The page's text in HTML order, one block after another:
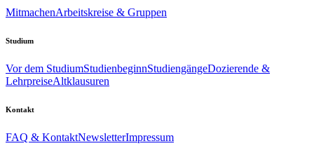
MitmachenArbeitskreise & Gruppen
Studium
Vor dem StudiumStudienbeginnStudiengängeDozierende &
LehrpreiseAltklausuren
Kontakt
FAQ & KontaktNewsletterImpressum